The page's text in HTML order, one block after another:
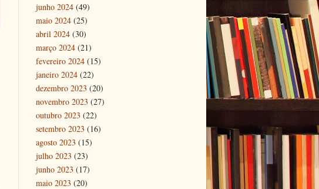
junho 2024 (49)
maio 2024 (25)
abril 2024 (30)
março 2024 (21)
fevereiro 2024 (15)
janeiro 2024 (22)
dezembro 2023 (20)
novembro 2023 (27)
outubro 2023 (22)
setembro 2023 (16)
agosto 2023 (15)
julho 2023 (23)
junho 2023 (17)
maio 2023 (20)